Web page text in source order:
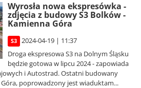
Wyrosła nowa ekspresówka -
zdjęcia z budowy S3 Bolków -
Kamienna Góra
S3
2024-04-19 | 11:37
Droga ekspresowa S3 na Dolnym Śląsku
będzie gotowa w lipcu 2024 - zapowiada
i Autostrad. Ostatni budowany
poprowadzony jest wiaduktam...